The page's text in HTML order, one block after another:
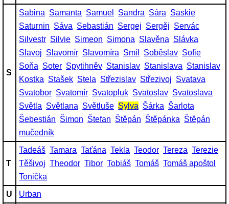
S
Sabina Samanta Samuel Sandra Sára Saskie
Saturnin Sáva Sebastián Sergej Sergěj Servác
Silvestr Silvie Simeon Simona Slavěna Slávka
Slavoj Slavomír Slavomíra Smil Soběslav Sofie
Soňa Soter Spytihněv Stanislav Stanislava Stanislav
Kostka Stašek Stela Střezislav Střezivoj Svatava
Svatobor Svatomír Svatopluk Svatoslav Svatoslava
Světla Světlana Světluše Sylva Šárka Šarlota
Šebestián Šimon Štefan Štěpán Štěpánka Štěpán
mučedník
T
Tadeáš Tamara Taťána Tekla Teodor Tereza Terezie
Těšivoj Theodor Tibor Tobiáš Tomáš Tomáš apoštol
Tonička
U
Urban